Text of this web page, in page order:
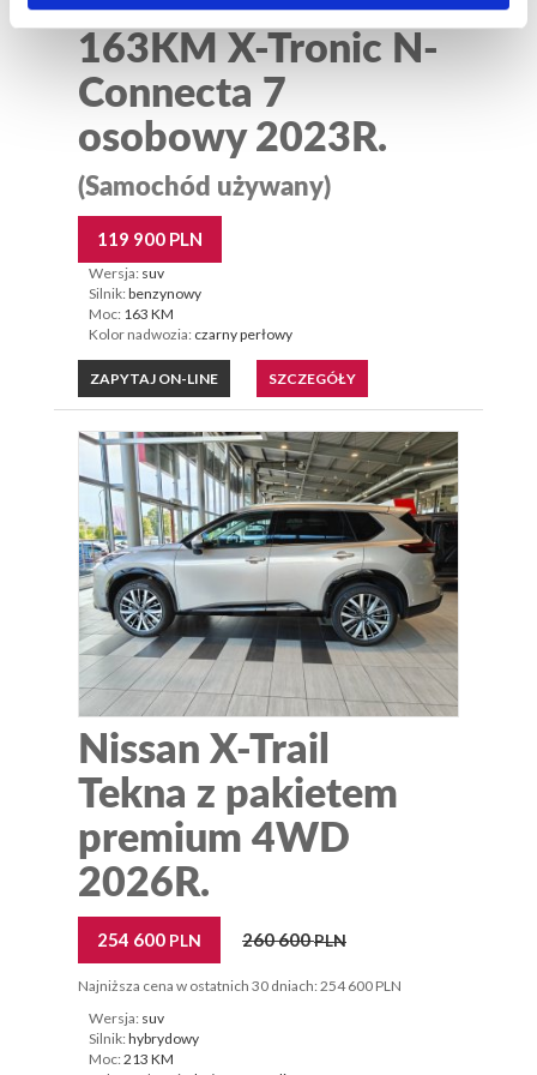
163KM X-Tronic N-
Connecta 7
osobowy 2023R.
(Samochód używany)
119 900 PLN
Wersja: suv
Silnik: benzynowy
Moc: 163 KM
Kolor nadwozia: czarny perłowy
ZAPYTAJ ON-LINE SZCZEGÓŁY
Nissan X-Trail
Tekna z pakietem
premium 4WD
2026R.
254 600 PLN 260 600PLN
Najniższa cena w ostatnich 30 dniach: 254 600 PLN
Wersja: suv
Silnik: hybrydowy
Moc: 213 KM